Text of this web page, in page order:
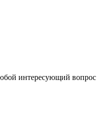
интересующий вопрос